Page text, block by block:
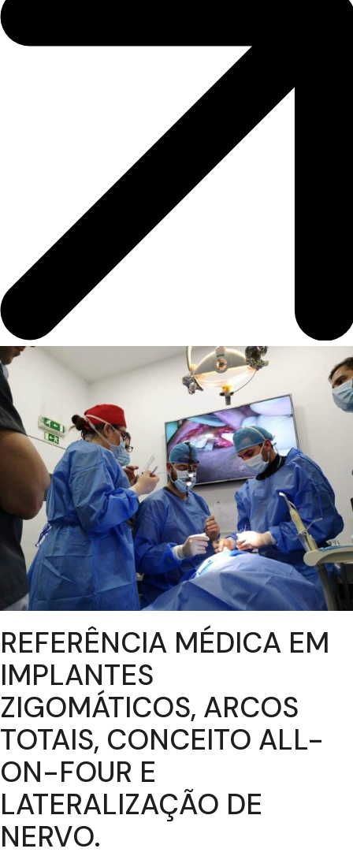
REFERÊNCIA MÉDICA EM
IMPLANTES
ZIGOMÁTICOS, ARCOS
TOTAIS, CONCEITO ALL-
ON-FOUR E
LATERALIZAÇÃO DE
NERVO.